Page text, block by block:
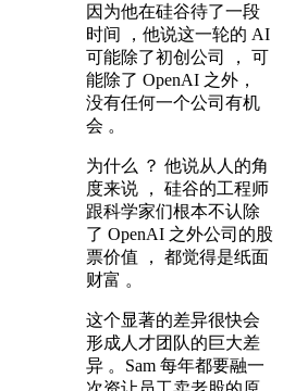
因为他在硅谷待了一段
时间 ，他说这一轮的 AI
可能除了初创公司 ， 可
能除了 OpenAI 之外，
没有任何一个公司有机
会 。
为什么 ？ 他说从人的角
度来说 ， 硅谷的工程师
跟科学家们根本不认除
了 OpenAI 之外公司的股
票价值 ， 都觉得是纸面
财富 。
这个显著的差异很快会
形成人才团队的巨大差
异 。Sam 每年都要融一